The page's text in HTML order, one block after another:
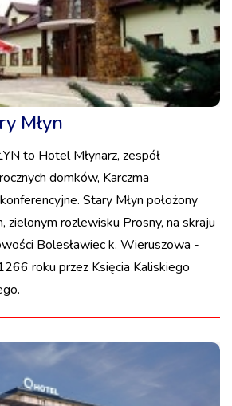
Młyn
to Hotel Młynarz, zespół
domków, Karczma
Stary Młyn położony
zielonym rozlewisku Prosny, na skraju
Bolesławiec k. Wieruszowa -
roku przez Księcia Kaliskiego